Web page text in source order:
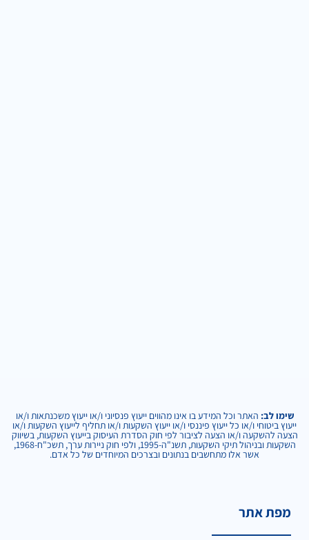
שימו לב: האתר וכל המידע בו אינו מהווים ייעוץ פנסיוני ו/או ייעוץ משכנתאות ו/או
ייעוץ ביטוחי ו/או כל ייעוץ פיננסי ו/או ייעוץ השקעות ו/או תחליף לייעוץ השקעות ו/או
הצעה להשקעה ו/או הצעה לציבור לפי חוק הסדרת העיסוק בייעוץ השקעות, בשיווק
השקעות ובניהול תיקי השקעות, תשנ"ה-1995, ולפי חוק ניירות ערך, תשכ"ח-1968,
אשר אלו מתחשבים בנתונים ובצרכים המיוחדים של כל אדם.
מפת אתר